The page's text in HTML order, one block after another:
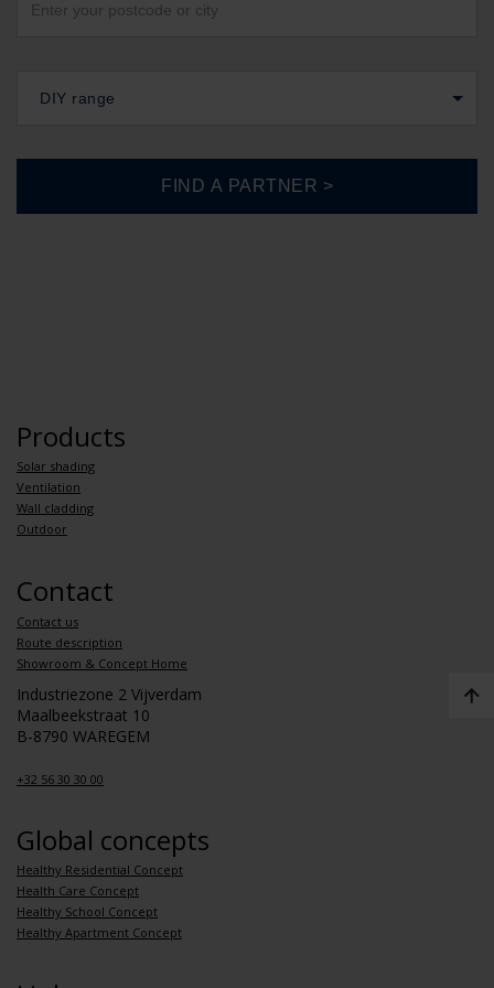
DIY range
Products
Solar shading
Ventilation
Wall cladding
Outdoor
Contact
Contact us
Route description
Showroom & Concept Home
Industriezone 2 Vijverdam
Maalbeekstraat 10
B-8790 WAREGEM
+32 56 30 30 00
Global concepts
Healthy Residential Concept
Health Care Concept
Healthy School Concept
Healthy Apartment Concept